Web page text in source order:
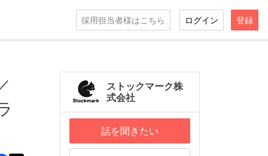
採用担当者様はこちら ログイン 登録
ストックマーク株
式会社
話を聞きたい